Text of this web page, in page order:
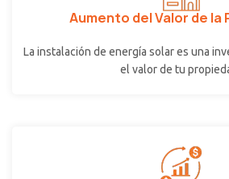
Aumento del Valor de la
La instalación de energía solar es una
el valor de tu